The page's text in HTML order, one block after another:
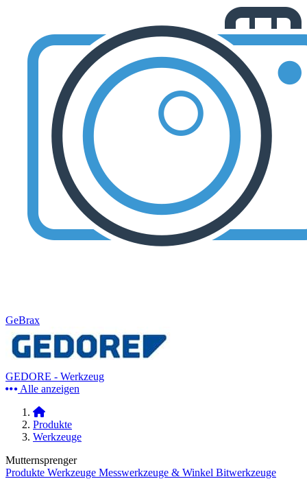
GeBrax
GEDORE - Werkzeug
Alle anzeigen
Produkte
Werkzeuge
Mutternsprenger
Produkte Werkzeuge Messwerkzeuge & Winkel Bitwerkzeuge